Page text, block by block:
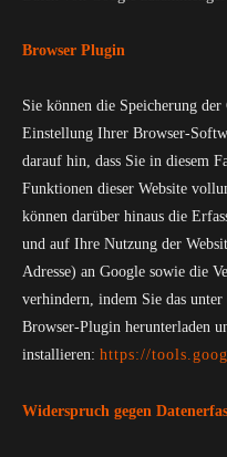
Browser Plugin
Sie können die Speicherung
Einstellung Ihrer Browser-
darauf hin, dass Sie in diesem
Funktionen dieser Website
können darüber hinaus die
und auf Ihre Nutzung der
Adresse) an Google sowie die
verhindern, indem Sie das
Browser-Plugin herunterladen
installieren:https://
Widerspruch gegen